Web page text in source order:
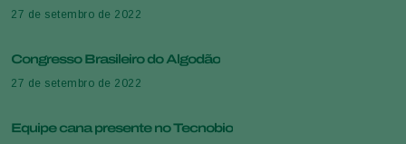
27 de setembro de 2022
Congresso Brasileiro do Algodão
27 de setembro de 2022
Equipe cana presente no Tecnobio